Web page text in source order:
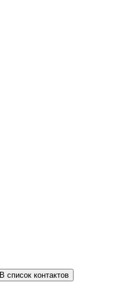
В список контактов